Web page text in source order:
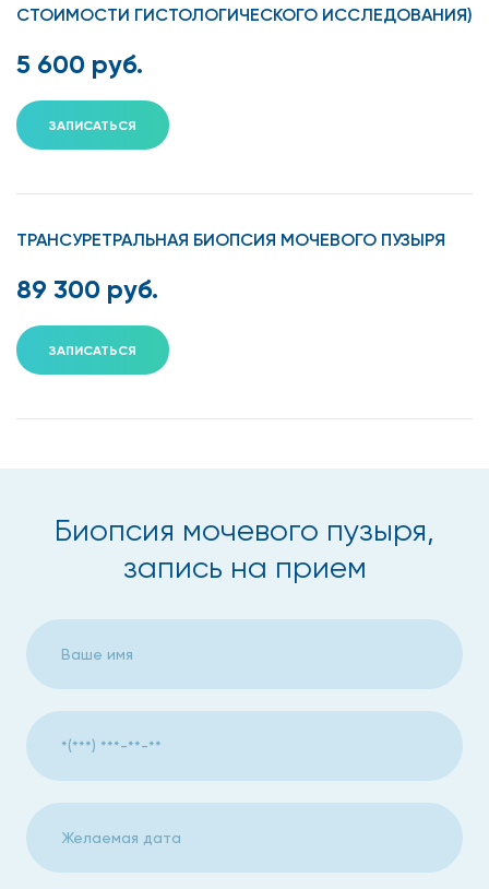
СТОИМОСТИ ГИСТОЛОГИЧЕСКОГО ИССЛЕДОВАНИЯ)
5 600 руб.
ЗАПИСАТЬСЯ
ТРАНСУРЕТРАЛЬНАЯ БИОПСИЯ МОЧЕВОГО ПУЗЫРЯ
89 300 руб.
ЗАПИСАТЬСЯ
Биопсия мочевого пузыря,
запись на прием